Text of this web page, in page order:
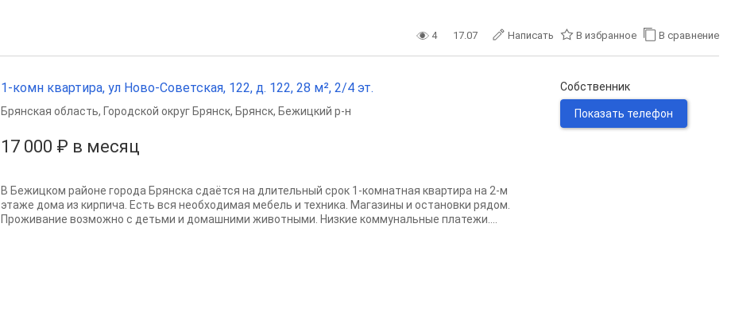
4 17.07 Написать В избранное В сравнение
1-комн квартира, ул Ново-Советская, 122, д. 122, 28 м², 2/4 эт.
17 000 ₽ в месяц
Брянская область, Городской округ Брянск, Брянск, Бежицкий р-н
В Бежицком районе города Брянска сдаётся на длительный срок 1-кoмнaтная квартира на 2-м
этаже дома из кирпича. Есть вся необходимая мебель и техника. Магазины и остановки рядом.
Проживание возможно с детьми и домашними животными. Низкие коммунальные платежи....
Собственник
Показать телефон